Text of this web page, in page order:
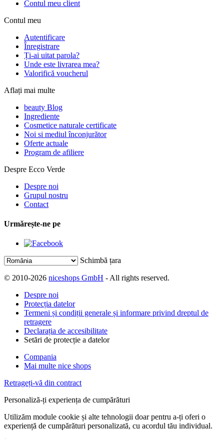
Contul meu client
Contul meu
Autentificare
Înregistrare
Ți-ai uitat parola?
Unde este livrarea mea?
Valorifică voucherul
Aflați mai multe
beauty Blog
Ingrediente
Cosmetice naturale certificate
Noi si mediul înconjurător
Oferte actuale
Program de afiliere
Despre Ecco Verde
Despre noi
Grupul nostru
Contact
Urmărește-ne pe
Schimbă țara
© 2010-2026 niceshops GmbH - All rights reserved.
Despre noi
Protecția datelor
Termeni și condiții generale și informare privind dreptul de
retragere
Declarația de accesibilitate
Setări de protecție a datelor
Compania
Mai multe nice shops
Retrageți-vă din contract
Personaliză-ți experiența de cumpărături
Utilizăm module cookie și alte tehnologii doar pentru a-ți oferi o
experiență de cumpărături personalizată, cu acordul tău individual.